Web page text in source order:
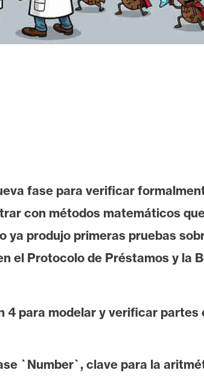
fase para verificar
con métodos matemáticos
ya produjo primeras pruebas
el Protocolo de Préstamos y la
4 para modelar y verificar
`Number`, clave para la